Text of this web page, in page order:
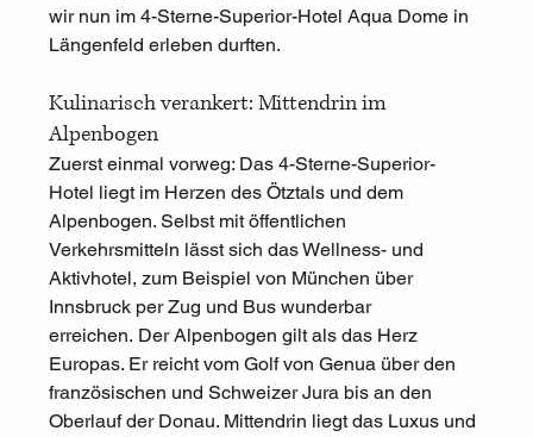
wir nun im 4-Sterne-Superior-Hotel Aqua Dome in
Längenfeld erleben durften.
Kulinarisch verankert: Mittendrin im
Alpenbogen
Zuerst einmal vorweg: Das 4-Sterne-Superior-
Hotel liegt im Herzen des Ötztals und dem
Alpenbogen. Selbst mit öffentlichen
Verkehrsmitteln lässt sich das Wellness- und
Aktivhotel, zum Beispiel von München über
Innsbruck per Zug und Bus wunderbar
erreichen. Der Alpenbogen gilt als das Herz
Europas. Er reicht vom Golf von Genua über den
französischen und Schweizer Jura bis an den
Oberlauf der Donau. Mittendrin liegt das Luxus und